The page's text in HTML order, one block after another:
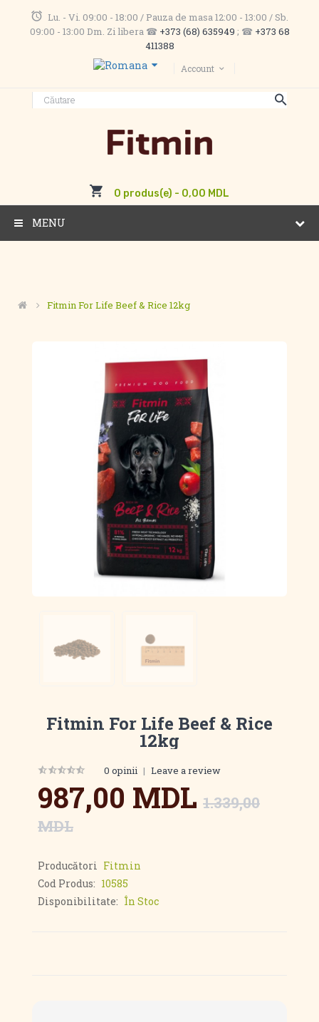
Lu. - Vi. 09:00 - 18:00 / Pauza de masa 12:00 - 13:00 / Sb.
09:00 - 13:00 Dm. Zi libera ☎ +373 (68) 635949 ; ☎ +373 68
411388
Account
0 produs(e) - 0,00 MDL
MENU
Fitmin For Life Beef & Rice 12kg
Fitmin For Life Beef & Rice
12kg
0 opinii | Leave a review
987,00 MDL 1.339,00
MDL
Producători Fitmin
Cod Produs: 10585
Disponibilitate: În Stoc